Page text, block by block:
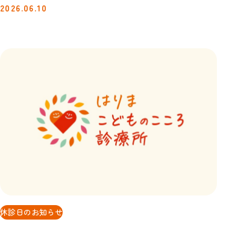
2026.06.10
休診日のお知らせ